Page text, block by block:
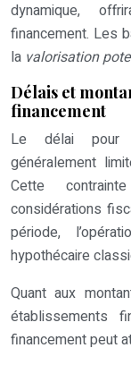
dynamique,
financement. Les
la valorisation
Délais et
financement
Le délai pour
généralement
Cette
considérations
période,
hypothécaire
Quant aux
établissements
financement peut